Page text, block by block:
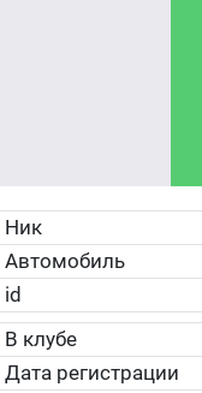
Ник
Автомобиль
id
В клубе
Дата регистрации